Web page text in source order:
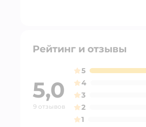
Рейтинг и отзывы
5,0
9 отзывов
5
4
3
2
1